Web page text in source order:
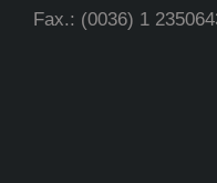
Fax.: (0036) 1